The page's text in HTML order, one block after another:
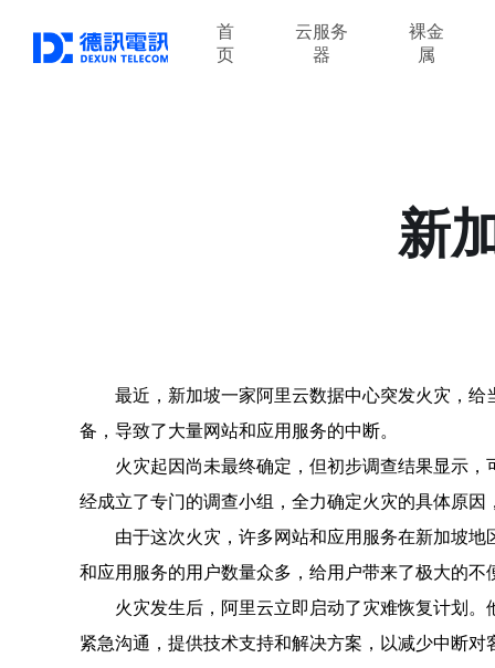
首
页
云服务
器
裸金
属
新
最近，新加坡一家阿里云数据中心突发火灾，
备，导致了大量网站和应用服务的中断。
火灾起因尚未最终确定，但初步调查结果显示
经成立了专门的调查小组，全力确定火灾的具体原
由于这次火灾，许多网站和应用服务在新加坡
和应用服务的用户数量众多，给用户带来了极大的不
火灾发生后，阿里云立即启动了灾难恢复计划
紧急沟通，提供技术支持和解决方案，以减少中断对